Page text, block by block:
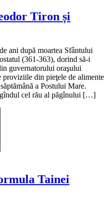
Tiron și
ani după moartea Sfântului
(361-363), dorind să-i
guvernatorului oraşului
proviziile din pieţele de alimente
a Postului Mare.
cel rău al păgînului […]
Tainei